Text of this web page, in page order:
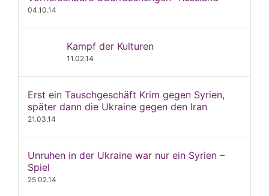
04.10.14
Kampf der Kulturen
11.02.14
Erst ein Tauschgeschäft Krim gegen Syrien,
später dann die Ukraine gegen den Iran
21.03.14
Unruhen in der Ukraine war nur ein Syrien –
Spiel
25.02.14